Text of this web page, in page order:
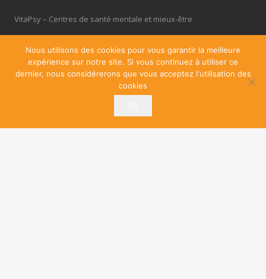
VitaPsy – Centres de santé mentale et mieux-être
Réseau TOC Belgique
Psychologues du Première Ligne Belgique
Nous utilisons des cookies pour vous garantir la meilleure
expérience sur notre site. Si vous continuez à utiliser ce
dernier, nous considérerons que vous acceptez l'utilisation des
cookies